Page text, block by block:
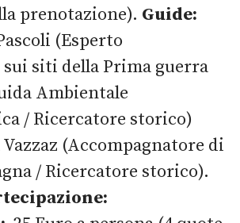
prenotazione). Guide:
(Esperto
siti della Prima guerra
Ambientale
/ Ricercatore storico)
(Accompagnatore di
/ Ricercatore storico).